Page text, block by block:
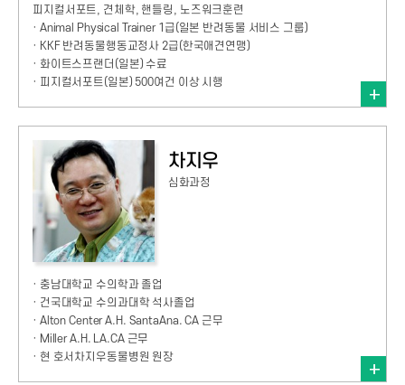
피지컬서포트, 견체학, 핸들링, 노즈워크훈련
· Animal Physical Trainer 1급(일본 반려동물 서비스 그룹)
· KKF 반려동물행동교정사 2급(한국애견연맹)
· 화이트스프랜더(일본) 수료
· 피지컬서포트(일본) 500여건 이상 시행
차지우
심화과정
· 충남대학교 수의학과 졸업
· 건국대학교 수의과대학 석사졸업
· Alton Center A.H. SantaAna. CA 근무
· Miller A.H. LA.CA 근무
· 현 호서차지우동물병원 원장